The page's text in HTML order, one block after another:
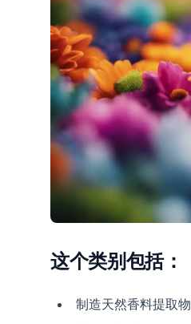
这个类别包括：
制造天然香料提取物